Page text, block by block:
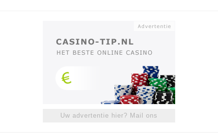
Uw advertentie hier? Mail ons